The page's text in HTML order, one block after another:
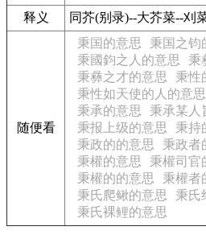
释义
同芥(别录)--大芥菜--刈
随便看
秉国的意思
秉国之钧
秉國鈞之人的意思
秉
秉彝之才的意思
秉性
秉性如天使的人的意思
秉承的意思
秉承某人
秉报上级的意思
秉持
秉政的的意思
秉政者
秉權的意思
秉權司官
秉權的的意思
秉權者
秉氏爬鳅的意思
秉氏
秉氏裸鲤的意思